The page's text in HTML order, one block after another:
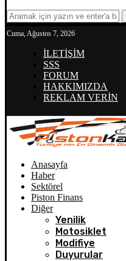
Cuma, Ağustos 7, 2026
İLETİŞİM
SSS
FORUM
HAKKIMIZDA
REKLAM VERİN
Anasayfa
Haber
Sektörel
Piston Finans
Diğer
Yenilik
Motosiklet
Modifiye
Duyurular